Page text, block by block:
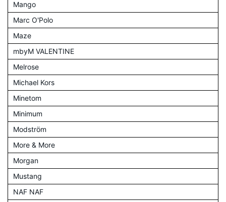
Mango
Marc O'Polo
Maze
mbyM VALENTINE
Melrose
Michael Kors
Minetom
Minimum
Modström
More & More
Morgan
Mustang
NAF NAF